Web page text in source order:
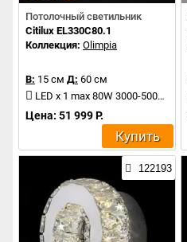
Потолочный светильник
Citilux EL330C80.1
Коллекция: Olimpia
В: 15 см Д: 60 см
LED x 1 max 80W 3000-5000K 5600Lm
Цена: 51 999 Р.
Купить
122193